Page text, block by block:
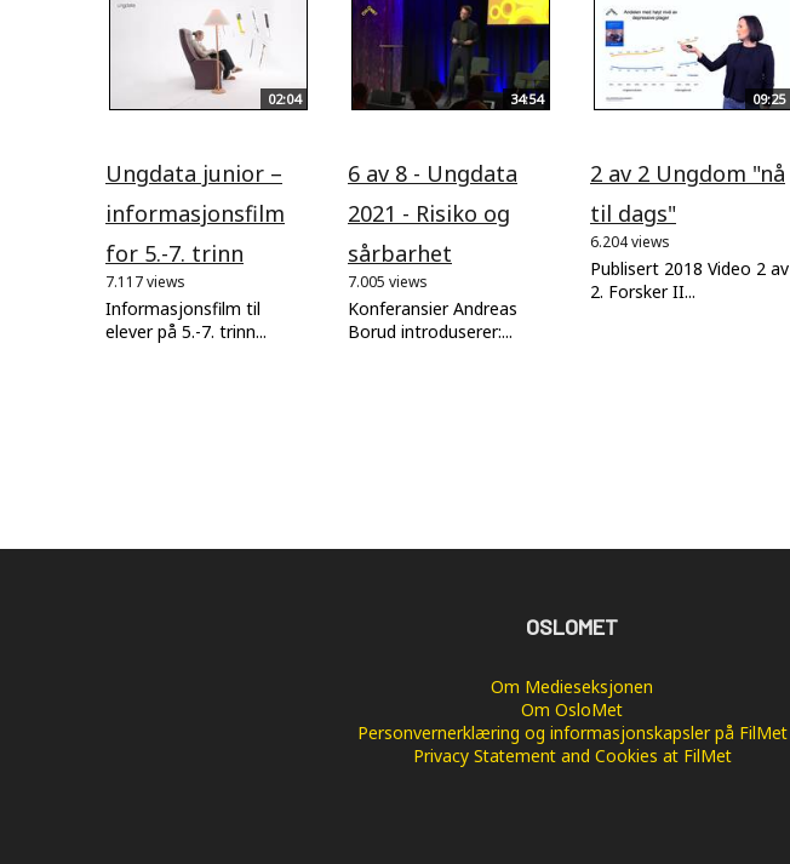
02:04
Ungdata junior –
informasjonsfilm
for 5.-7. trinn
7.117 views
Informasjonsfilm til
elever på 5.-7. trinn...
34:54
6 av 8 - Ungdata
2021 - Risiko og
sårbarhet
7.005 views
Konferansier Andreas
Borud introduserer:...
09:25
2 av 2 Ungdom "nå
til dags"
6.204 views
Publisert 2018 Video 2 av
2. Forsker II...
OSLOMET
Om Medieseksjonen
Om OsloMet
Personvernerklæring og informasjonskapsler på FilMet
Privacy Statement and Cookies at FilMet